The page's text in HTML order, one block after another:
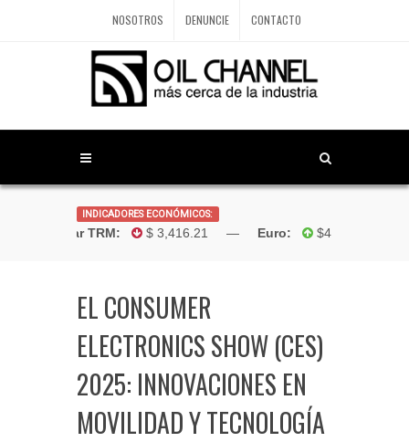
NOSOTROS DENUNCIE CONTACTO
INDICADORES ECONÓMICOS:
Dólar TRM: $ 3,416.21 —Euro: $4,181.96 —
EL CONSUMER
ELECTRONICS SHOW (CES)
2025: INNOVACIONES EN
MOVILIDAD Y TECNOLOGÍA